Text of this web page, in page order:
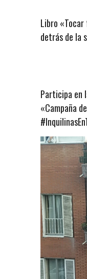
Libro «Tocar
detrás de la
Participa en
«Campaña